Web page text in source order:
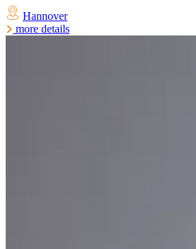
Hannover
more details